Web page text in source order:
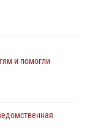
и помогли